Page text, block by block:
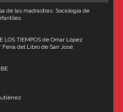
de las madrastras: Sociología de
LOS TIEMPOS de Omar López
Feria del Libro de San José